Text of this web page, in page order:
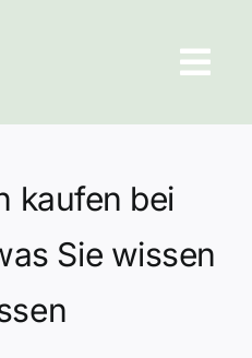
kaufen bei
Sie wissen